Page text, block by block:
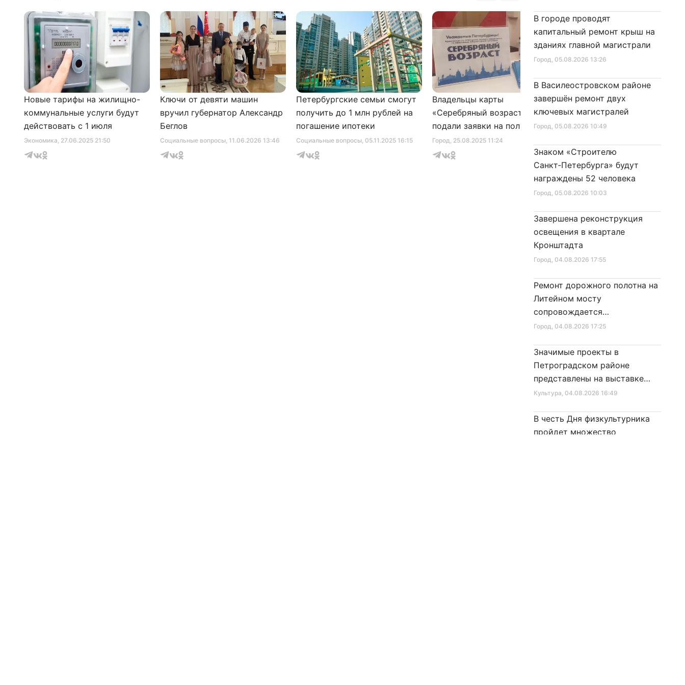
Экономика, 27.06.2025 21:50
Новые тарифы на жилищно-
коммунальные услуги будут
действовать с 1 июля
Социальные вопросы, 11.06.2026 13:46
Ключи от девяти машин
вручил губернатор Александр
Беглов
Социальные вопросы, 05.11.2025 16:15
Петербургские семьи смогут
получить до 1 млн рублей на
погашение ипотеки
Город, 25.08.2025 11:24
Владельцы карты
«Серебряный возраст»
подали заявки на получение
сертификата для посещения
музеев
Александр Беглов подписал
Закон «О внесении изменения
в Закон Санкт‑Петербурга
Санкт‑Петербурга»
Город, 05.08.2026 13:26
В городе проводят
капитальный ремонт крыш на
зданиях главной магистрали
Город, 05.08.2026 10:49
В Василеостровском районе
завершён ремонт двух
ключевых магистралей
Город, 05.08.2026 10:03
Знаком «Строителю
Санкт‑Петербурга» будут
награждены 52 человека
Город, 04.08.2026 17:55
Завершена реконструкция
освещения в квартале
Кронштадта
Город, 04.08.2026 17:25
Ремонт дорожного полотна на
Литейном мосту
сопровождается
реставрационными работами
Культура, 04.08.2026 16:49
Значимые проекты в
Петроградском районе
представлены на выставке
достижений
В честь Дня физкультурника
пройдет множество